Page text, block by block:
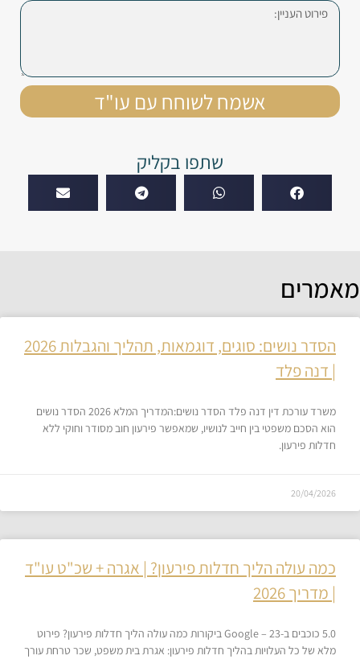
אשמח לשוחח עם עו"ד
שתפו בקליק
מאמרים
הסדר נושים: סוגים, דוגמאות, תהליך והגבלות 2026
| דנה פלד
משרד עורכת דין דנה פלד הסדר נושים:המדריך המלא 2026 הסדר נושים
הוא הסכם משפטי בין חייב לנושיו, שמאפשר פירעון חוב מסודר וחוקי ללא
חדלות פירעון.
20/04/2026
כמה עולה הליך חדלות פירעון? | אגרה + שכ"ט עו"ד
| מדריך 2026
5.0 כוכבים ב-Google – 23 ביקורות כמה עולה הליך חדלות פירעון? פירוט
מלא של כל העלויות בהליך חדלות פירעון: אגרת בית משפט, שכר טרחת עורך